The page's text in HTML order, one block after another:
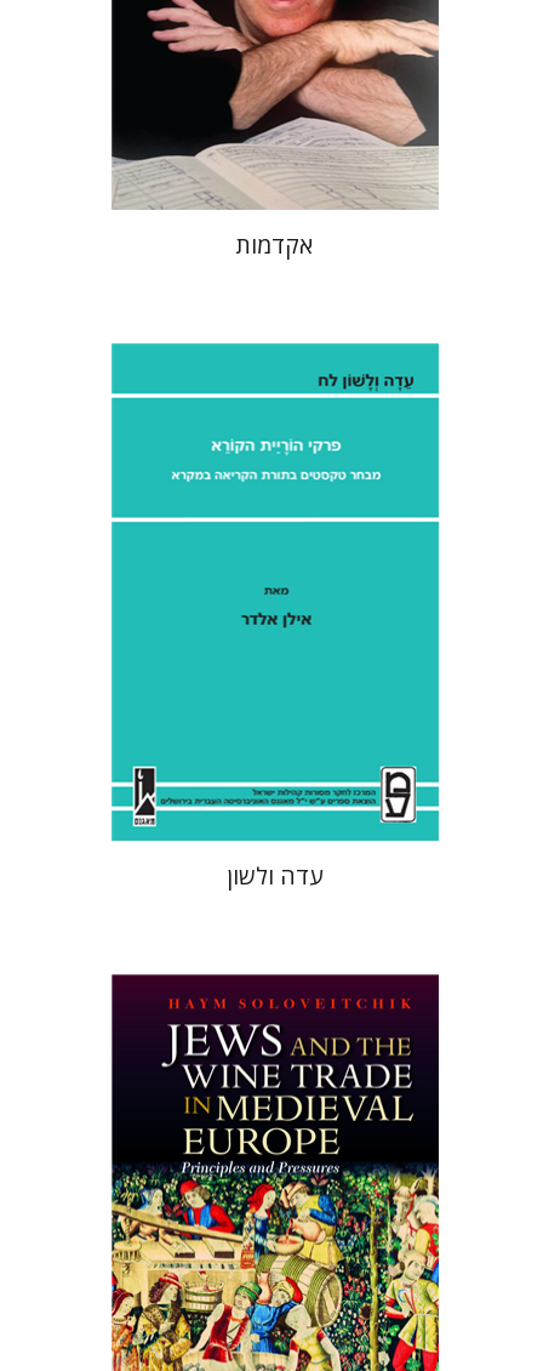
הנחת אתר ספר מודפס
$35
$32
אקדמות
עדה ולשון
חיים סולוביצ'יק
הנחת אתר ספר מודפס